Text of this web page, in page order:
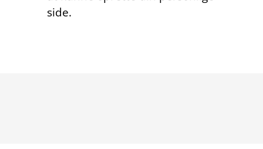
side.